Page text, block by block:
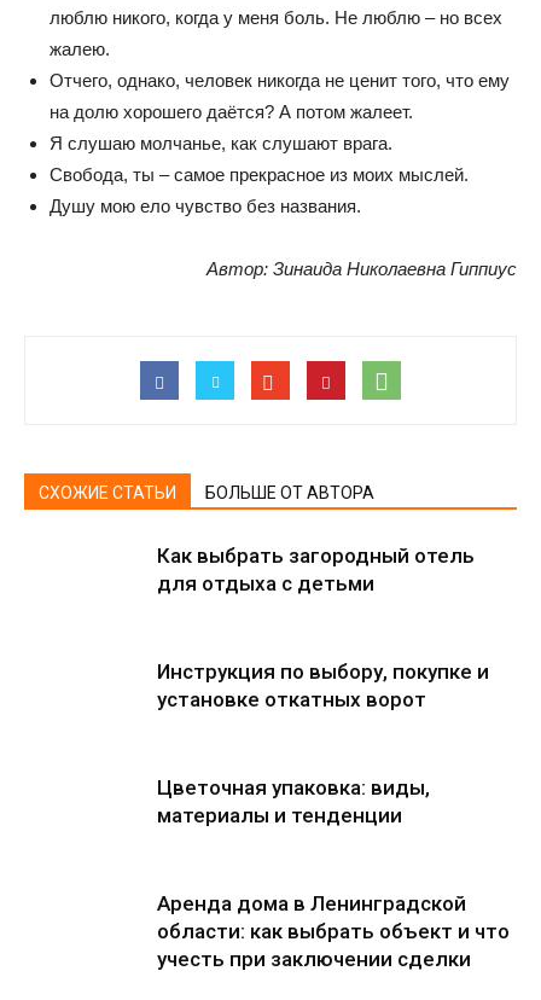
люблю никого, когда у меня боль. Не люблю – но всех
жалею.
Отчего, однако, человек никогда не ценит того, что ему
на долю хорошего даётся? А потом жалеет.
Я слушаю молчанье, как слушают врага.
Свобода, ты – самое прекрасное из моих мыслей.
Душу мою ело чувство без названия.
Автор: Зинаида Николаевна Гиппиус
СХОЖИЕ СТАТЬИ БОЛЬШЕ ОТ АВТОРА
Как выбрать загородный отель
для отдыха с детьми
Инструкция по выбору, покупке и
установке откатных ворот
Цветочная упаковка: виды,
материалы и тенденции
Аренда дома в Ленинградской
области: как выбрать объект и что
учесть при заключении сделки